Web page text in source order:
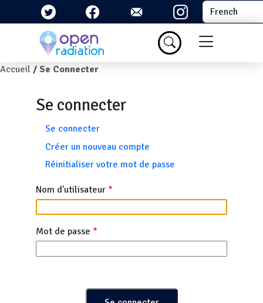
Aller au contenu principal Select your
Menu du
Fil d'Ariane
Accueil Se Connecter
Se connecter
Onglets principaux
Se connecter
Créer un nouveau compte
Réinitialiser votre mot de passe
Nom d'utilisateur
Mot de passe